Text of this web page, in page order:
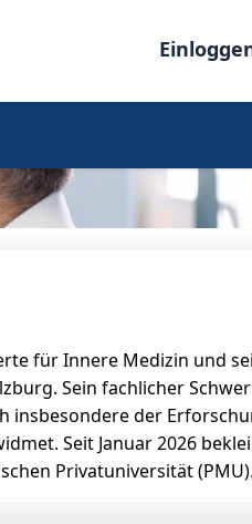
Alle
für Innere Medizin und
Sein fachlicher
insbesondere der
Seit Januar 2026
Privatuniversität (PMU).